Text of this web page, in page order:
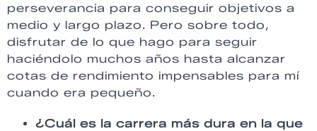
perseverancia para conseguir objetivos a
medio y largo plazo. Pero sobre todo,
disfrutar de lo que hago para seguir
haciéndolo muchos años hasta alcanzar
cotas de rendimiento impensables para mí
cuando era pequeño.
¿Cuál es la carrera más dura en la que